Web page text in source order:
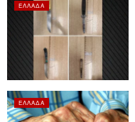
ΕΛΛΆΔΑ
ΕΛΛΆΔΑ